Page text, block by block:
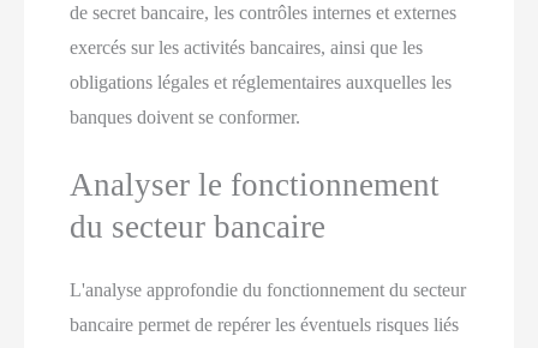
de secret bancaire, les contrôles internes et externes
exercés sur les activités bancaires, ainsi que les
obligations légales et réglementaires auxquelles les
banques doivent se conformer.
Analyser le fonctionnement
du secteur bancaire
L'analyse approfondie du fonctionnement du secteur
bancaire permet de repérer les éventuels risques liés